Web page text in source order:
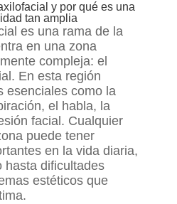
y por qué es una
tan amplia
es una rama de la
en una zona
compleja: el
En esta región
esenciales como la
el habla, la
facial. Cualquier
puede tener
en la vida diaria,
hasta dificultades
estéticos que